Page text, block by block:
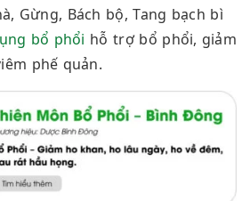
Gừng, Bách bộ, Tang bạch bì
bổ phổi hỗ trợ bổ phổi, giảm
phế quản.